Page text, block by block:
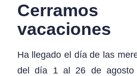
vacaciones
Ha llegado el día de las
del día 1 al 26 de agosto